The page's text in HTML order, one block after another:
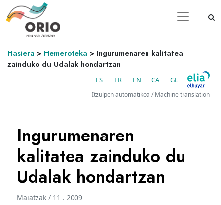
Hasiera > Hemeroteka > Ingurumenaren kalitatea
zainduko du Udalak hondartzan
ES FR EN CA GL
Itzulpen automatikoa / Machine translation
Ingurumenaren
kalitatea zainduko du
Udalak hondartzan
Maiatzak / 11 . 2009